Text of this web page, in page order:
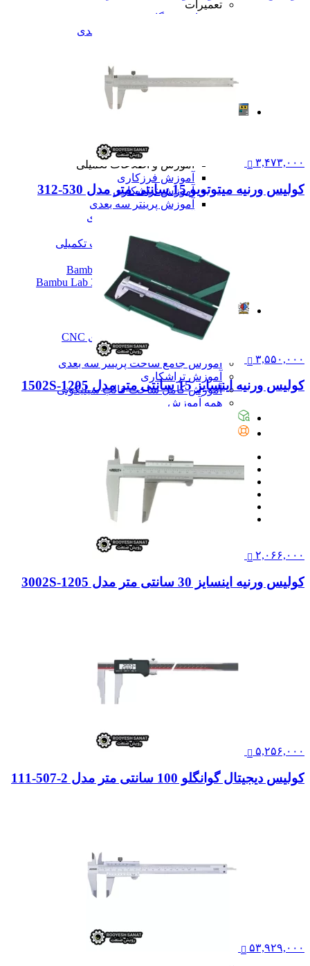
تعمیرات
تعمیرات دستگاه CNC
تعمیرات دستگاه اسکن سه بعدی
تعمیرات دستگاه تراشکاری
تعمیرات دستگاه فرزکاری
آموزش و اطلاعات تکمیلی
آموزش و اطلاعات تکمیلی
آموزش فرزکاری
آموزش تراشکاری
آموزش پرینتر سه بعدی
آموزش اسکنر سه بعدی
همه آموزش و اطلاعات تکمیلی
اخبار
نمایندگی پرینتر ۳ بعدی Bambu Lab
Bambu Lab 3D Printer Official Distributor
همه مقالات
آموزش
آموزش
آموزش نرم‌افزار G-code برای CNC
آموزش نرم‌افزار سالیدورک
آموزش جامع ساخت پرینتر سه بعدی
آموزش تراشکاری
آموزش کامل ساخت قالب سیلیکونی
همه آموزش
۳,۴۷۳,۰۰۰
کولیس ورنیه میتوتویو 15 سانتی متر مدل 530-312
۳,۵۵۰,۰۰۰
کولیس ورنیه اینسایز 15 سانتی متر مدل 1205-1502S
۲,۰۶۶,۰۰۰
کولیس ورنیه اینسایز 30 سانتی متر مدل 1205-3002S
۵,۲۵۶,۰۰۰
کولیس دیجیتال گوانگلو 100 سانتی متر مدل 2-507-111
۵۳,۹۲۹,۰۰۰